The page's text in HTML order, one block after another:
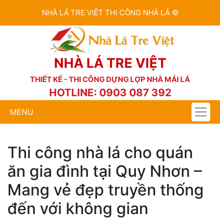
NHÀ LÁ TRE VIỆT THI CÔNG NHÀ LÁ ©
NHÀ LÁ TRE VIỆT
THIẾT KẾ - THI CÔNG DỰNG LỢP NHÀ MÁI LÁ
HOTLINE: 0903 087 392
MENU
Thi công nhà lá cho quán
ăn gia đình tại Quy Nhơn –
Mang vẻ đẹp truyền thống
đến với không gian